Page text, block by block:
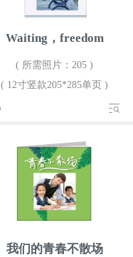
Waiting，freedom
( 所需照片：205 )
( 12寸竖款205*285单页 )
我们的青春不散场